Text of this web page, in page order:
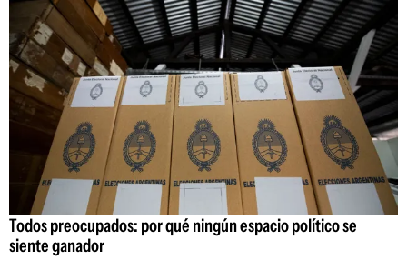
Todos preocupados: por qué ningún espacio político se
siente ganador